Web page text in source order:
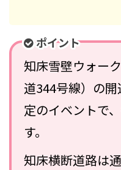
ポイント
知床雪壁ウォー
道344号線）の
定のイベントで
す。
知床横断道路は